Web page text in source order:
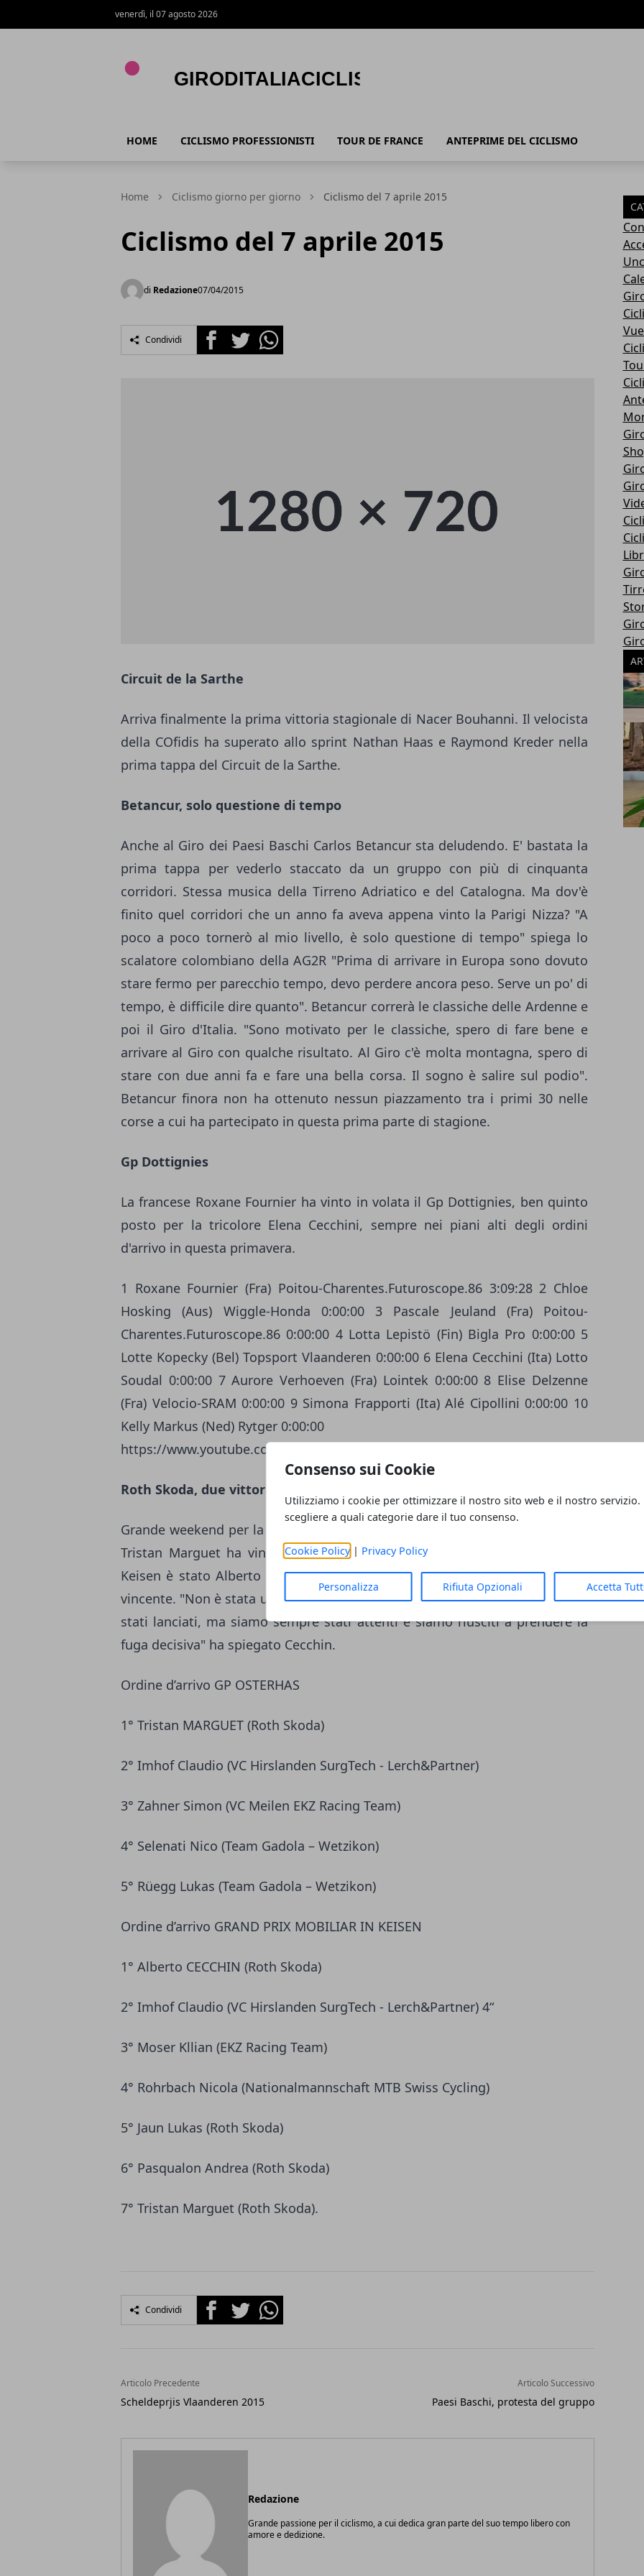
Consenso sui Cookie
Utilizziamo i cookie per ottimizzare il nostro sito web e il nostro servizio.
scegliere a quali categorie dare il tuo consenso.
Cookie Policy| Privacy Policy
Personalizza Rifiuta Opzionali Accetta
venerdì, il 07 agosto 2026
HOME CICLISMO PROFESSIONISTI TOUR DE FRANCE ANTEPRIME DEL CICLISMO
Home Ciclismo giorno per giorno Ciclismo del 7 aprile 2015
Ciclismo del 7 aprile 2015
di Redazione07/04/2015
Condividi FacebookTwitterWhatsapp
Circuit de la Sarthe
Arriva finalmente la prima vittoria stagionale di Nacer Bouhanni. Il velocista
della COfidis ha superato allo sprint Nathan Haas e Raymond Kreder nella
prima tappa del Circuit de la Sarthe.
Betancur, solo questione di tempo
Anche al Giro dei Paesi Baschi Carlos Betancur sta deludendo. E' bastata la
prima tappa per vederlo staccato da un gruppo con più di cinquanta
corridori. Stessa musica della Tirreno Adriatico e del Catalogna. Ma dov'è
finito quel corridori che un anno fa aveva appena vinto la Parigi Nizza? "A
poco a poco tornerò al mio livello, è solo questione di tempo" spiega lo
scalatore colombiano della AG2R "Prima di arrivare in Europa sono dovuto
stare fermo per parecchio tempo, devo perdere ancora peso. Serve un po' di
tempo, è difficile dire quanto". Betancur correrà le classiche delle Ardenne e
poi il Giro d'Italia. "Sono motivato per le classiche, spero di fare bene e
arrivare al Giro con qualche risultato. Al Giro c'è molta montagna, spero di
stare con due anni fa e fare una bella corsa. Il sogno è salire sul podio".
Betancur finora non ha ottenuto nessun piazzamento tra i primi 30 nelle
corse a cui ha partecipato in questa prima parte di stagione.
Gp Dottignies
La francese Roxane Fournier ha vinto in volata il Gp Dottignies, ben quinto
posto per la tricolore Elena Cecchini, sempre nei piani alti degli ordini
d'arrivo in questa primavera.
1 Roxane Fournier (Fra) Poitou-Charentes.Futuroscope.86 3:09:28 2 Chloe
Hosking (Aus) Wiggle-Honda 0:00:00 3 Pascale Jeuland (Fra) Poitou-
Charentes.Futuroscope.86 0:00:00 4 Lotta Lepistö (Fin) Bigla Pro 0:00:00 5
Lotte Kopecky (Bel) Topsport Vlaanderen 0:00:00 6 Elena Cecchini (Ita) Lotto
Soudal 0:00:00 7 Aurore Verhoeven (Fra) Lointek 0:00:00 8 Elise Delzenne
(Fra) Velocio-SRAM 0:00:00 9 Simona Frapporti (Ita) Alé Cipollini 0:00:00 10
Kelly Markus (Ned) Rytger 0:00:00
https://www.youtube.com/watch?v=InFIA-gpnHw
Roth Skoda, due vittorie
Grande weekend per la formazione continental svizzera Roth Skoda. Sabato
Tristan Marguet ha vinto in volata in Gp Osterhas. Ieri al Gp Mobiliar in
Keisen è stato Alberto Cecchin a trionfare dopo essersi inserito nella fuga
vincente. "Non è stata una gara facile a causa dei continui attacchi che sono
stati lanciati, ma siamo sempre stati attenti e siamo riusciti a prendere la
fuga decisiva" ha spiegato Cecchin.
Ordine d’arrivo GP OSTERHAS
1° Tristan MARGUET (Roth Skoda)
2° Imhof Claudio (VC Hirslanden SurgTech - Lerch&Partner)
3° Zahner Simon (VC Meilen EKZ Racing Team)
4° Selenati Nico (Team Gadola – Wetzikon)
5° Rüegg Lukas (Team Gadola – Wetzikon)
Ordine d’arrivo GRAND PRIX MOBILIAR IN KEISEN
1° Alberto CECCHIN (Roth Skoda)
2° Imhof Claudio (VC Hirslanden SurgTech - Lerch&Partner) 4“
3° Moser Kllian (EKZ Racing Team)
4° Rohrbach Nicola (Nationalmannschaft MTB Swiss Cycling)
5° Jaun Lukas (Roth Skoda)
6° Pasqualon Andrea (Roth Skoda)
7° Tristan Marguet (Roth Skoda).
Condividi FacebookTwitterWhatsapp
Articolo Precedente
Scheldeprjis Vlaanderen 2015
Articolo Successivo
Paesi Baschi, protesta del gruppo
Redazione
Grande passione per il ciclismo, a cui dedica gran parte del suo tempo libero con
amore e dedizione.